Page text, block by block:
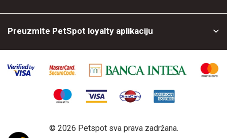
Preuzmite PetSpot loyalty aplikaciju
© 2026 Petspot sva prava zadržana.